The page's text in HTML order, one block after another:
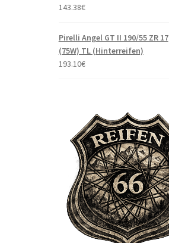
143.38€
Pirelli Angel GT II 190/55 ZR 17
(75W) TL (Hinterreifen)
193.10€